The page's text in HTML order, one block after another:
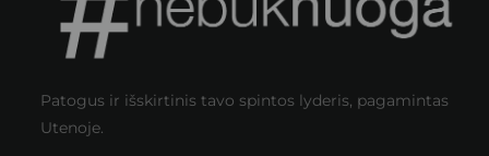
Patogus ir išskirtinis tavo spintos lyderis, pagamintas
Utenoje.